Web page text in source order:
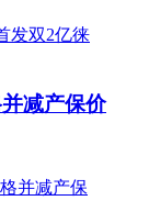
减产保价